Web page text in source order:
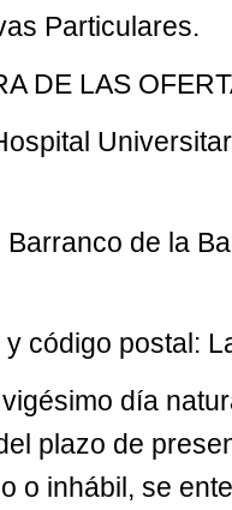
Particulares.
DE LAS
Barranco de la
código postal:
día
plazo de
o inhábil, se